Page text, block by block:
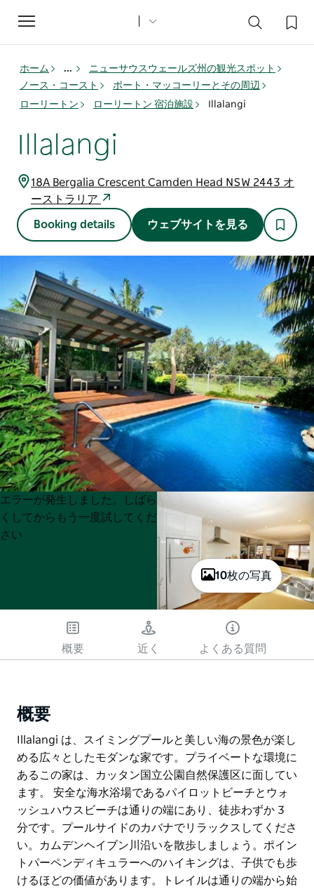
Toggle
navigation
ホーム ...
ニューサウスウェールズ州の観光スポット
ノース・コースト
ポート・マッコーリーとその周辺
ローリートン
ローリートン 宿泊施設 Illalangi
Illalangi
18A Bergalia Crescent Camden Head NSW 2443 オ
ーストラリア
Booking details ウェブサイトを見る
10枚の写真
Product
List
Product
List
エラーが発生しました。しばら
くしてからもう一度試してくだ
さい
概要 近く よくある質問
概要
Illalangi は、スイミングプールと美しい海の景色が楽し
める広々としたモダンな家です。プライベートな環境に
あるこの家は、カッタン国立公園自然保護区に面してい
ます。 安全な海水浴場であるパイロットビーチとウォ
ッシュハウスビーチは通りの端にあり、徒歩わずか 3
分です。プールサイドのカバナでリラックスしてくださ
い。カムデンヘイブン川沿いを散歩しましょう。ポイン
トパーペンディキュラーへのハイキングは、子供でも歩
けるほどの価値があります。トレイルは通りの端から始